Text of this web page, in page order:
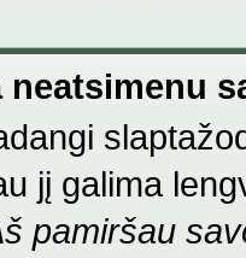
neatsimenu
jį galima
pamiršau